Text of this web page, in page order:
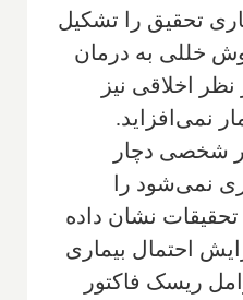
تحقیق را تشکیل
خللی به درمان
اخلاقی نیز
نمی‌افزاید.
شخصی دچار
نمی‌شود را
نشان داده
احتمال بیماری
ریسک فاکتور